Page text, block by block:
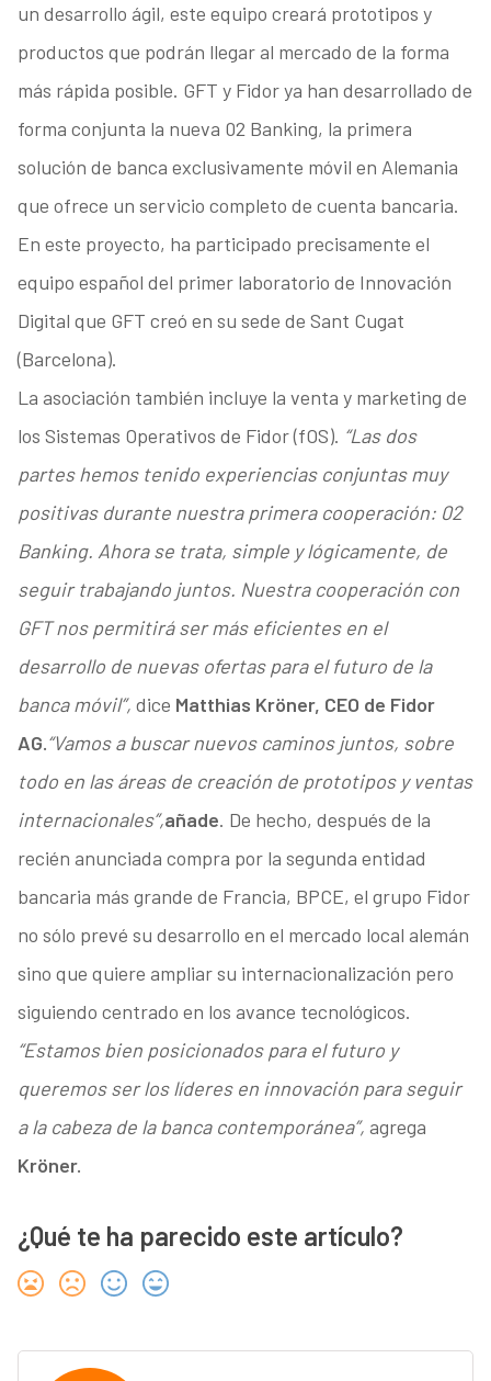
un desarrollo ágil, este equipo creará prototipos y
productos que podrán llegar al mercado de la forma
más rápida posible. GFT y Fidor ya han desarrollado de
forma conjunta la nueva 02 Banking, la primera
solución de banca exclusivamente móvil en Alemania
que ofrece un servicio completo de cuenta bancaria.
En este proyecto, ha participado precisamente el
equipo español del primer laboratorio de Innovación
Digital que GFT creó en su sede de Sant Cugat
(Barcelona).
La asociación también incluye la venta y marketing de
los Sistemas Operativos de Fidor (fOS). “Las dos
partes hemos tenido experiencias conjuntas muy
positivas durante nuestra primera cooperación: 02
Banking. Ahora se trata, simple y lógicamente, de
seguir trabajando juntos. Nuestra cooperación con
GFT nos permitirá ser más eficientes en el
desarrollo de nuevas ofertas para el futuro de la
banca móvil”, dice Matthias Kröner, CEO de Fidor
AG.“Vamos a buscar nuevos caminos juntos, sobre
todo en las áreas de creación de prototipos y ventas
internacionales”,añade. De hecho, después de la
recién anunciada compra por la segunda entidad
bancaria más grande de Francia, BPCE, el grupo Fidor
no sólo prevé su desarrollo en el mercado local alemán
sino que quiere ampliar su internacionalización pero
siguiendo centrado en los avance tecnológicos.
“Estamos bien posicionados para el futuro y
queremos ser los líderes en innovación para seguir
a la cabeza de la banca contemporánea”, agrega
Kröner.
¿Qué te ha parecido este artículo?